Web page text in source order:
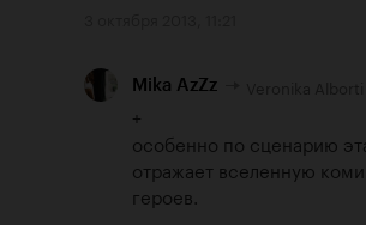
Mika AzZz
+
особенно по сценарию
отражает вселенную
героев.